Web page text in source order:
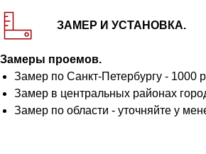
ЗАМЕР И УСТАНОВКА.
Замеры проемов.
Замер по Санкт-Петербургу - 1000
Замер в центральных районах
Замер по области - уточняйте у